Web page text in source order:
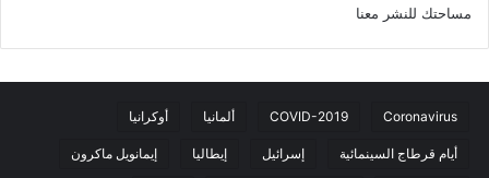
مساحتك للنشر معنا
Coronavirus
COVID-2019 ألمانيا أوكرانيا
أيام قرطاج السينمائية إسرائيل إيطاليا إيمانويل ماكرون